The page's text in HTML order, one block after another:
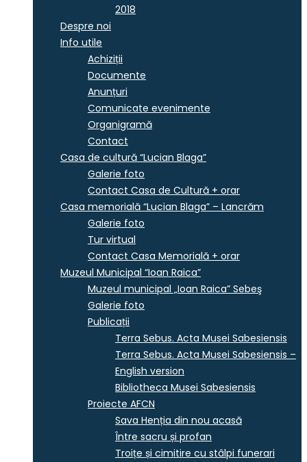
2018
Despre noi
Info utile
Achiziții
Documente
Anunțuri
Comunicate evenimente
Organigramă
Contact
Casa de cultură “Lucian Blaga”
Galerie foto
Contact Casa de Cultură + orar
Casa memorială “Lucian Blaga” – Lancrăm
Galerie foto
Tur virtual
Contact Casa Memorială + orar
Muzeul Municipal “Ioan Raica”
Muzeul municipal „Ioan Raica” Sebeş
Galerie foto
Publicații
Terra Sebus. Acta Musei Sabesiensis
Terra Sebus. Acta Musei Sabesiensis –
English version
Bibliotheca Musei Sabesiensis
Proiecte AFCN
Sava Henția din nou acasă
Între sacru și profan
Troițe și cimitire cu stâlpi funerari